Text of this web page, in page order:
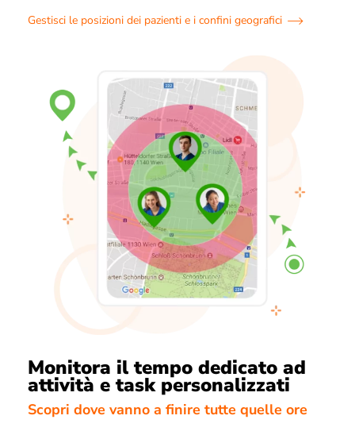
Gestisci le posizioni dei pazienti e i confini geografici
Monitora il tempo dedicato ad
attività e task personalizzati
Scopri dove vanno a finire tutte quelle ore